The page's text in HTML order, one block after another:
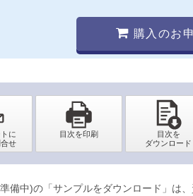
購入のお
備中)の「サンプルをダウンロード」は